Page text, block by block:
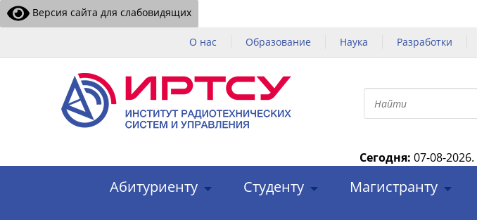
Версия сайта для слабовидящих
О нас Образование Наука Разработки
Сегодня: 07-08-2026.
Абитуриенту Студенту Магистранту